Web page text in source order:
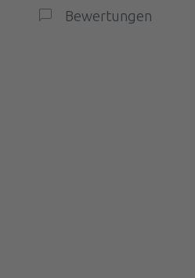
Bewertungen